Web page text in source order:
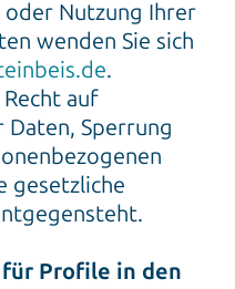
Nutzung Ihrer
wenden Sie sich
.
Recht auf
Sperrung
gesetzliche
Profile in den